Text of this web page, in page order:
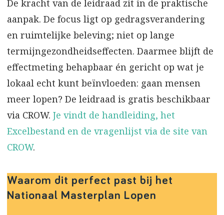
De kracht van de leidraad zit in de praktische
aanpak. De focus ligt op gedragsverandering
en ruimtelijke beleving; niet op lange
termijngezondheidseffecten. Daarmee blijft de
effectmeting behapbaar én gericht op wat je
lokaal echt kunt beïnvloeden: gaan mensen
meer lopen? De leidraad is gratis beschikbaar
via CROW. Je vindt de handleiding, het
Excelbestand en de vragenlijst via de site van
CROW.
Waarom dit perfect past bij het
Nationaal Masterplan Lopen